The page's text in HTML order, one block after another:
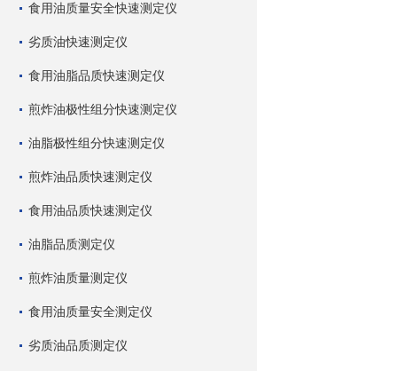
食用油质量安全快速测定仪
劣质油快速测定仪
食用油脂品质快速测定仪
煎炸油极性组分快速测定仪
油脂极性组分快速测定仪
煎炸油品质快速测定仪
食用油品质快速测定仪
油脂品质测定仪
煎炸油质量测定仪
食用油质量安全测定仪
劣质油品质测定仪